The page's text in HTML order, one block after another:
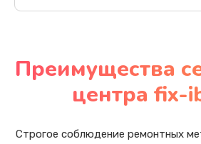
Преимущества
центра fix-
Строгое соблюдение ремонтных